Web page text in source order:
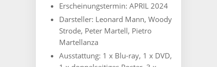
Erscheinungstermin: ‎ APRIL 2024
Darsteller: ‎ Leonard Mann, Woody
Strode, Peter Martell, Pietro
Martellanza
Ausstattung: 1 x Blu-ray, 1 x DVD,
Limitiert
Stück
Menge